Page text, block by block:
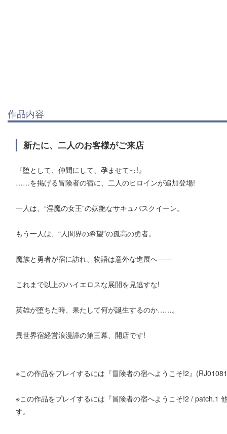
作品内容
新たに、二人のお客様がご来店
『堕として、仲間にして、孕ませてっ!』
……を掲げる冒険者の宿に、二人のヒロインが追加登場!
一人は、“淫魔の女王”の妖艶なサキュバスクイーン。
もう一人は、“人間界の希望”の孤高の勇者。
魔族と勇者が宿に訪れ、物語は意外な進展へ――
これまで以上のハイエロスな展開を見逃すな!
英雄が堕ちた時、果たして何が誕生するのか……。
異世界宿経営浪漫譚の第三幕、開店です!
※この作品をプレイするには『冒険者の宿へようこそ!2』
※この作品をプレイするには『冒険者の宿へようこそ!2 / patch.1
す。